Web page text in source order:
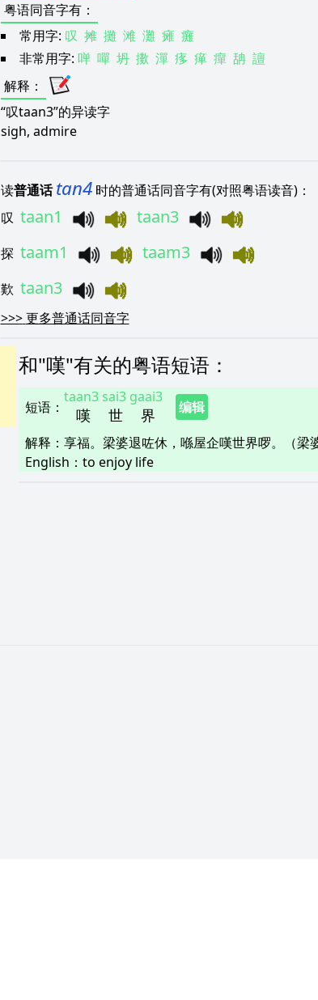
粤语同音字有：
常用字: 叹 摊 攤 滩 灘 瘫 癱
非常用字: 啴 嘽 坍 擹 潬 痑 瘅 癉 舑 譠
解释 ：
“叹taan3”的异读字
sigh, admire
读普通话 tan4 时的普通话同音字有(对照粤语读音)：
叹 taan1 taan3
探 taam1 taam3
歎 taan3
>>> 更多普通话同音字
和"嘆"有关的粤语短语 ：
短语 ： 嘆
taan3
世
sai3
界
gaai3
编辑
解释 ： 享福。梁婆退咗休，喺屋企嘆世界啰。（梁
English： to enjoy life